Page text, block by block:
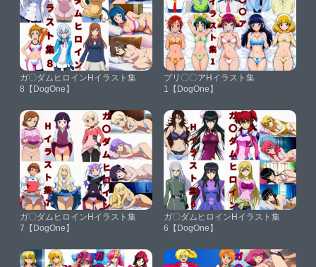
ガ〇ダムヒロインHイラスト集
8【DogOne】
プリ〇〇アHイラスト集
1【DogOne】
ガ〇ダムヒロインHイラスト集
7【DogOne】
ガ〇ダムヒロインHイラスト集
6【DogOne】